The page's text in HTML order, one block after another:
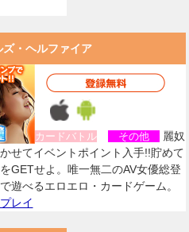
ズ・ヘルファイア
カードバトル その他
麗奴
せてイベントポイント入手!!貯めて
GETせよ。唯一無二のAV女優総登
遊べるエロエロ・カードゲーム。
レイ